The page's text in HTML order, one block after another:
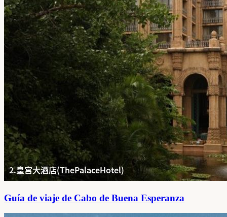
Guía de viaje de Cabo de Buena Esperanza